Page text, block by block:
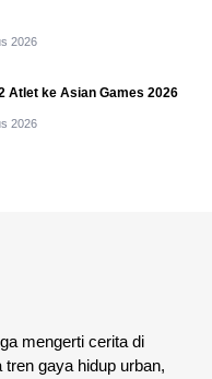
2026
Atlet ke Asian Games 2026
2026
mengerti cerita di
gaya hidup urban,